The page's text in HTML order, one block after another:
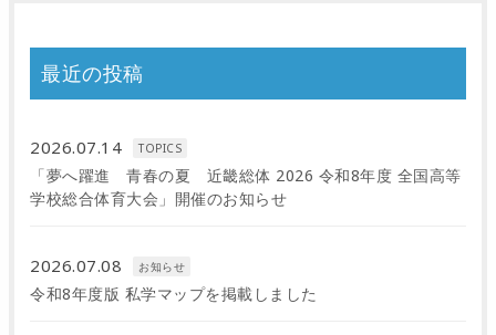
最近の投稿
2026.07.14 TOPICS
「夢へ躍進 青春の夏 近畿総体 2026 令和8年度 全国高等
学校総合体育大会」開催のお知らせ
2026.07.08 お知らせ
令和8年度版 私学マップを掲載しました